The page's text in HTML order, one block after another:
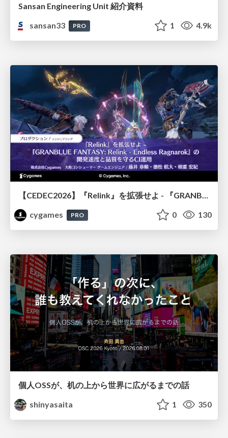
Sansan Engineering Unit 紹介資料
sansan33
PRO 1 4.9k
【CEDEC2026】『Relink』を拡張せよ - 『GRANBLUE FANTASY: Relink - Endless Ragnarok』の開発速度と品質を守るCI運用
cygames
PRO 0 130
個人OSSが、机の上から世界に広がるまでの話
shinyasaita
1 350